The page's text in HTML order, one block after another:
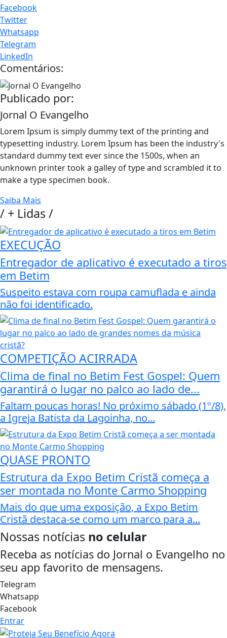
Facebook
Twitter
Whatsapp
Telegram
LinkedIn
Comentários:
Publicado por:
Jornal O Evangelho
Lorem Ipsum is simply dummy text of the printing and
typesetting industry. Lorem Ipsum has been the industry's
standard dummy text ever since the 1500s, when an
unknown printer took a galley of type and scrambled it to
make a type specimen book.
Saiba Mais
/ + Lidas/
EXECUÇÃO
Entregador de aplicativo é executado a tiros
em Betim
Suspeito estava com roupa camuflada e ainda
não foi identificado.
COMPETIÇÃO ACIRRADA
Clima de final no Betim Fest Gospel: Quem
garantirá o lugar no palco ao lado de...
Faltam poucas horas! No próximo sábado (1º/8),
a Igreja Batista da Lagoinha, no...
QUASE PRONTO
Estrutura da Expo Betim Cristã começa a
ser montada no Monte Carmo Shopping
Mais do que uma exposição, a Expo Betim
Cristã destaca-se como um marco para a...
Nossas notícias no celular
Receba as notícias do Jornal o Evangelho no
seu app favorito de mensagens.
Telegram
Whatsapp
Facebook
Entrar